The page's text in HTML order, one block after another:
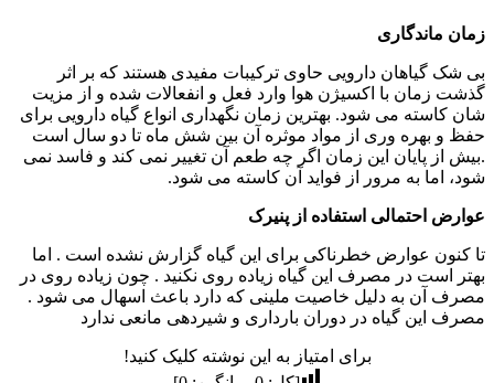
زمان ماندگاری
بی شک گیاهان دارویی حاوی ترکیبات مفیدی هستند که بر اثر
گذشت زمان با اکسیژن هوا وارد فعل و انفعالات شده و از مزیت
شان کاسته می شود. بهترین زمان نگهداری انواع گیاه دارویی برای
حفظ و بهره وری از مواد موثره آن بین شش ماه تا دو سال است
.بیش از پایان این زمان اگر چه طعم آن تغییر نمی کند و فاسد نمی
شود، اما به مرور از فواید آن کاسته می شود.
عوارض احتمالی استفاده از پنیرک
تا کنون عوارض خطرناکی برای این گیاه گزارش نشده است . اما
بهتر است در مصرف این گیاه زیاده روی نکنید . چون زیاده روی در
مصرف آن به دلیل خاصیت ملینی که دارد باعث اسهال می شود .
مصرف این گیاه در دوران بارداری و شیردهی مانعی ندارد
برای امتیاز به این نوشته کلیک کنید!